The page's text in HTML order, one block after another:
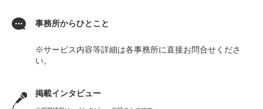
事務所からひとこと
※サービス内容等詳細は各事務所に直接お問合せくださ
い。
掲載インタビュー